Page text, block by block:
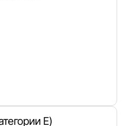
Регистрация Забыли
Е)